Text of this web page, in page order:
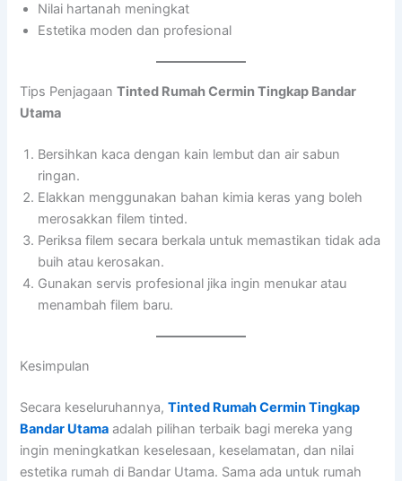
Nilai hartanah meningkat
Estetika moden dan profesional
Tips PenjagaanTinted Rumah Cermin Tingkap Bandar
Utama
Bersihkan kaca dengan kain lembut dan air sabun
ringan.
Elakkan menggunakan bahan kimia keras yang boleh
merosakkan filem tinted.
Periksa filem secara berkala untuk memastikan tidak ada
buih atau kerosakan.
Gunakan servis profesional jika ingin menukar atau
menambah filem baru.
Kesimpulan
Secara keseluruhannya,Tinted Rumah Cermin Tingkap
Bandar Utama adalah pilihan terbaik bagi mereka yang
ingin meningkatkan keselesaan, keselamatan, dan nilai
estetika rumah di Bandar Utama. Sama ada untuk rumah